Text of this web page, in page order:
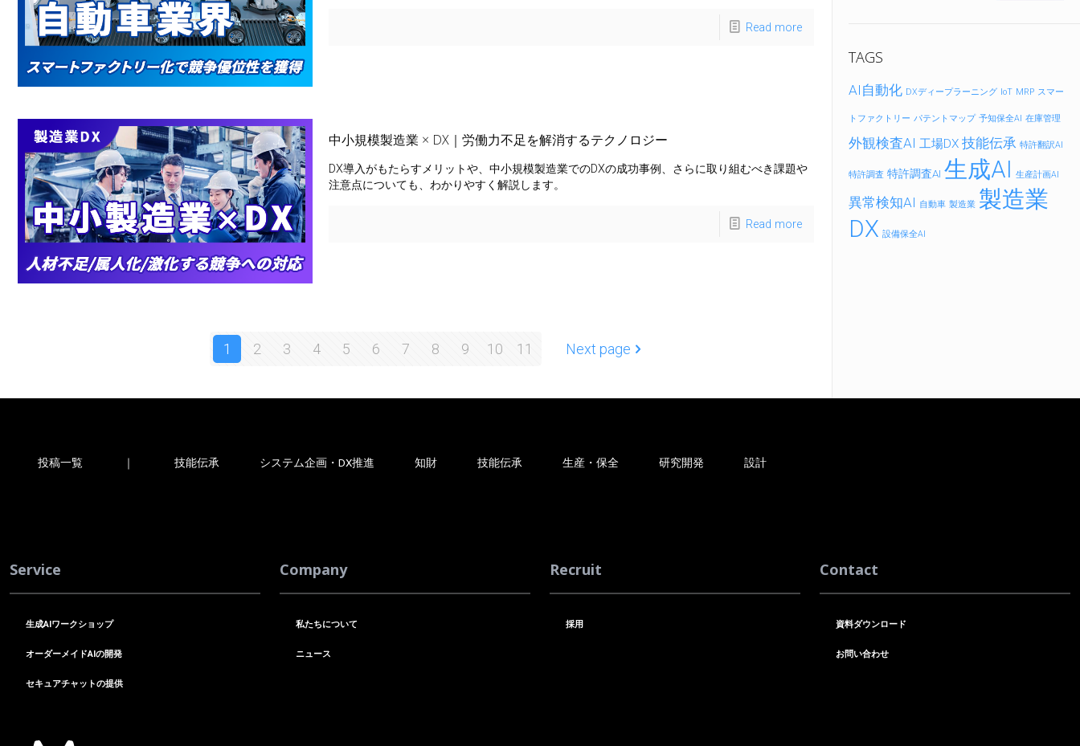
Read more
中小規模製造業 × DX｜労働力不足を解消するテクノロジー
DX導入がもたらすメリットや、中小規模製造業でのDXの成功事例、さらに取り組むべき課題や
注意点についても、わかりやすく解説します。
Read more
1 2 3 4 5 6 7 8 9 10 11 Next page
TAGS
AI自動化 DXディープラーニング IoT MRP スマー
トファクトリー パテントマップ 予知保全AI 在庫管理
外観検査AI 工場DX 技能伝承 特許翻訳AI
特許調査 特許調査AI 生成AI 生産計画AI
異常検知AI 自動車 製造業 製造業
DX 設備保全AI
投稿一覧 ｜ 技能伝承 システム企画・DX推進 知財 技能伝承 生産・保全 研究開発 設計
Service
生成AIワークショップ
オーダーメイドAIの開発
セキュアチャットの提供
Company
私たちについて
ニュース
Recruit
採用
Contact
資料ダウンロード
お問い合わせ